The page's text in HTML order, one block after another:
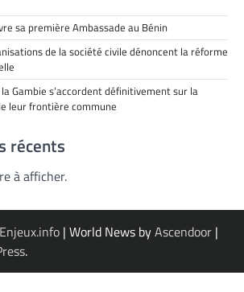
sa première Ambassade au Bénin
de la société civile dénoncent la réforme
Gambie s’accordent définitivement sur la
leur frontière commune
récents
à afficher.
Enjeux.info | World News byAscendoor |
.